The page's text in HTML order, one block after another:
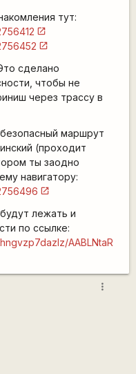
тут:
сделано
чтобы не
через трассу в
маршрут
(проходит
ты заодно
навигатору:
лежать и
по ссылке:
AABLNtaR
more_vert